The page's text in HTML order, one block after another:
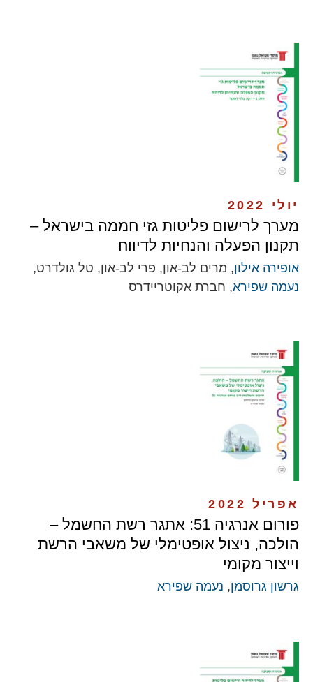
יולי 2022
מערך לרישום פליטות גזי חממה בישראל –
תקנון הפעלה והנחיות לדיווח
אופירה אילון, מרים לב-און, פרי לב-און, טל גולדרט,
נעמה שפירא, חברת אקוטריידרס
אפריל 2022
פורום אנרגיה 51: אתגר רשת החשמל –
הולכה, ניצול אופטימלי של משאבי הרשת
וייצור מקומי
גרשון גרוסמן, נעמה שפירא